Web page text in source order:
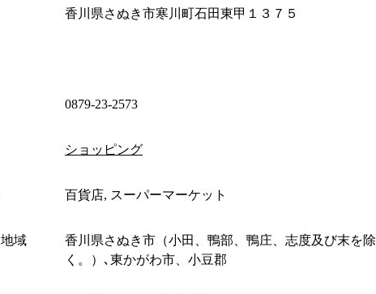
香川県さぬき市寒川町石田東甲１３７５
0879-23-2573
ショッピング
百貨店, スーパーマーケット
域
香川県さぬき市（小田、鴨部、鴨庄、志度及び末を除
く。）､東かがわ市、小豆郡